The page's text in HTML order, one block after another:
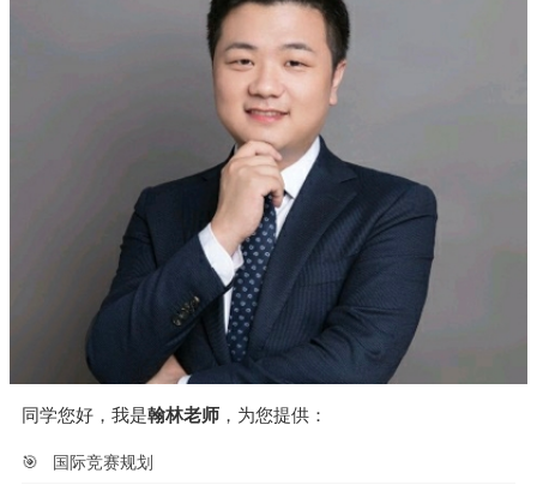
同学您好，我是翰林老师 ，为您提供：
🎯 国际竞赛规划